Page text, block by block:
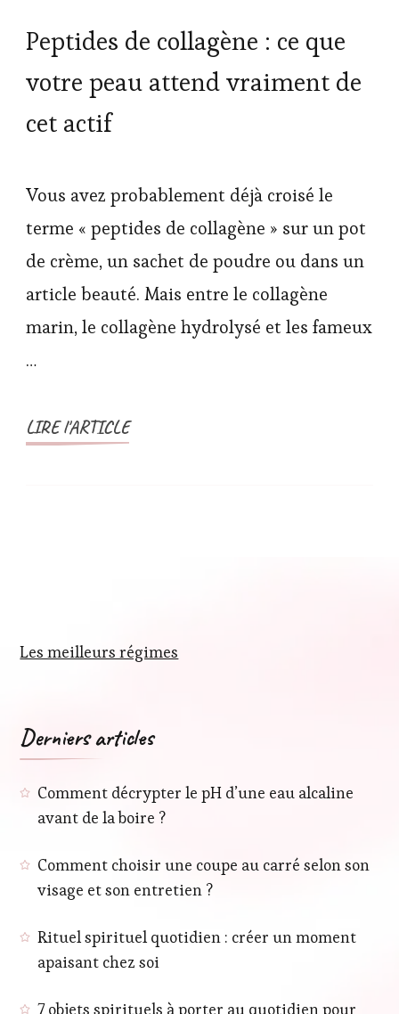
Peptides de collagène : ce que
votre peau attend vraiment de
cet actif
Vous avez probablement déjà croisé le
terme « peptides de collagène » sur un pot
de crème, un sachet de poudre ou dans un
article beauté. Mais entre le collagène
marin, le collagène hydrolysé et les fameux
…
LIRE l'ARTICLE
Les meilleurs régimes
Derniers articles
Comment décrypter le pH d’une eau alcaline
avant de la boire ?
Comment choisir une coupe au carré selon son
visage et son entretien ?
Rituel spirituel quotidien : créer un moment
apaisant chez soi
7 objets spirituels à porter au quotidien pour